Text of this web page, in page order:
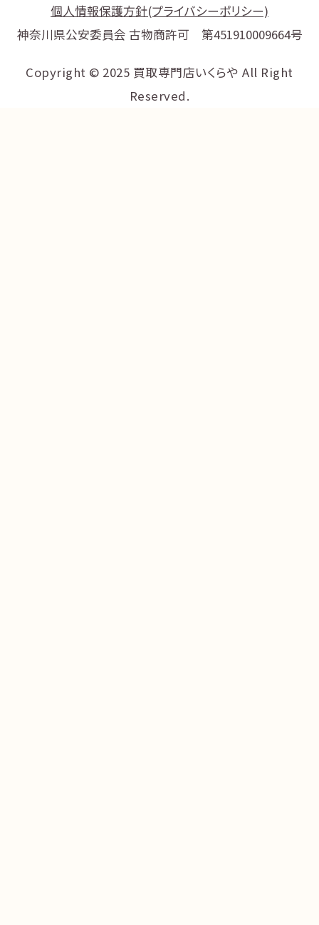
個人情報保護方針(プライバシーポリシー)
神奈川県公安委員会 古物商許可 第451910009664号
Copyright © 2025 買取専門店いくらや All Right
Reserved.